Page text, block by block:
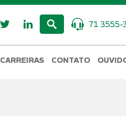
71 3555-
CARREIRAS CONTATO